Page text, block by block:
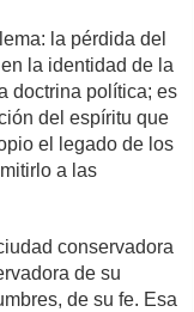
la pérdida del
la identidad de la
doctrina política; es
del espíritu que
el legado de los
a las
conservadora
de su
de su fe. Esa